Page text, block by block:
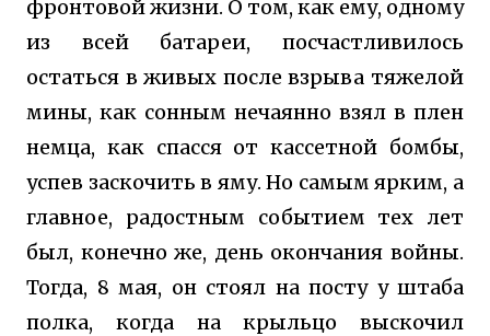
фронтовой жизни. О том, как ему, одному
из всей батареи, посчастливилось
остаться в живых после взрыва тяжелой
мины, как сонным нечаянно взял в плен
немца, как спасся от кассетной бомбы,
успев заскочить в яму. Но самым ярким, а
главное, радостным событием тех лет
был, конечно же, день окончания войны.
Тогда, 8 мая, он стоял на посту у штаба
полка, когда на крыльцо выскочил